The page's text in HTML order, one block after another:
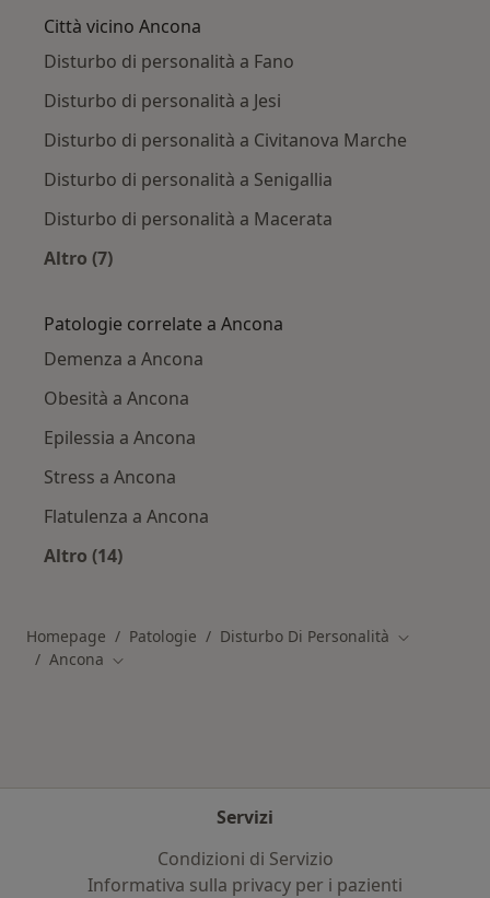
Città vicino Ancona
Disturbo di personalità a Fano
Disturbo di personalità a Jesi
Disturbo di personalità a Civitanova Marche
Disturbo di personalità a Senigallia
Disturbo di personalità a Macerata
Altro (7)
Patologie correlate a Ancona
Demenza a Ancona
Obesità a Ancona
Epilessia a Ancona
Stress a Ancona
Flatulenza a Ancona
Altro (14)
Homepage Patologie Disturbo Di Personalità Cambia città
Ancona Cambia città
Servizi
Condizioni di Servizio
Informativa sulla privacy per i pazienti